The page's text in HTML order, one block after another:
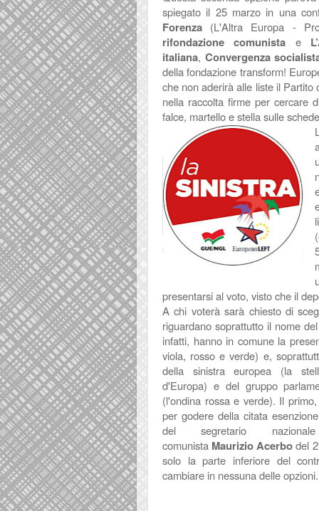
spiegato il 25 marzo in una
Forenza (L'Altra Europa -
rifondazione comunista e
italiana, Convergenza
della fondazione transform!
che non aderirà alle liste il
nella raccolta firme per cercare
falce, martello e stella sulle
presentarsi al voto, visto che il
A chi voterà sarà chiesto di
riguardano soprattutto il nome
infatti, hanno in comune la
viola, rosso e verde) e,
della sinistra europea (la
d'Europa) e del gruppo
(l'ondina rossa e verde). Il
per godere della citata
del segretario
comunista Maurizio Acerbodel
solo la parte inferiore del
cambiare in nessuna delle opzioni.